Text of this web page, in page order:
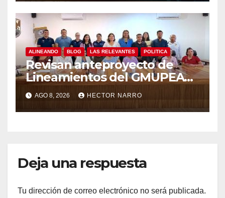
ALINEANDO BLOG LAS RELEVANTES POLITICA
Revisan anteproyecto de
Lineamientos del GMUPEA
en Los Cabos
AGO 8, 2026 HECTOR NARRO
Deja una respuesta
Tu dirección de correo electrónico no será publicada.